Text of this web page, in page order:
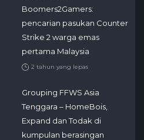
Boomers2Gamers:
pencarian pasukan Counter
Strike 2 warga emas
pertama Malaysia
2 tahun yang lepas
Grouping FFWS Asia
Tenggara – HomeBois,
Expand dan Todak di
kumpulan berasingan